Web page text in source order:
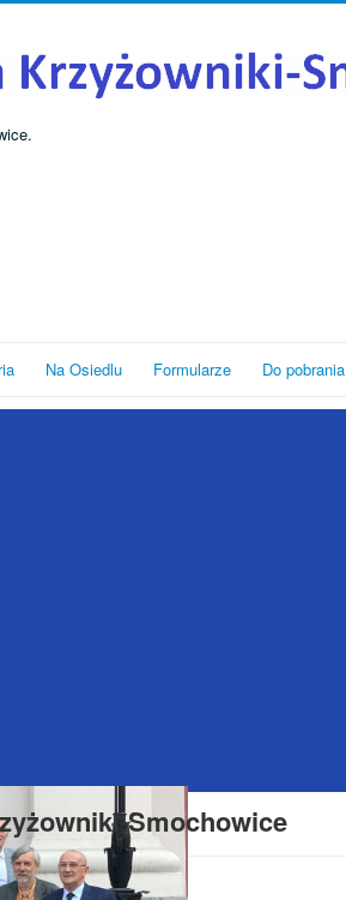
Na Osiedlu Formularze Do pobrania
Smochowice